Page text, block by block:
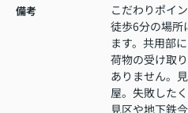
備考
こだわりポイ
徒歩6分の場所
ます。共用部
荷物の受け取
ありません。
屋。失敗した
見区や地下鉄